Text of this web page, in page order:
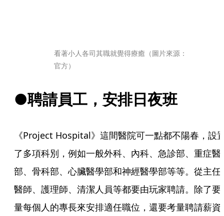
看著小人各司其職就覺得療癒（圖片來源：
官方）
●聘請員工，安排日夜班
《Project Hospital》這間醫院可一點都不陽春，設
了多項科別，例如一般外科、內科、急診部、重症醫
部、骨科部、心臟醫學部和神經醫學部等等。從主任
醫師、護理師、清潔人員等都要由玩家聘請。除了要
量每個人的專長來安排適任職位，還要考量聘請薪資